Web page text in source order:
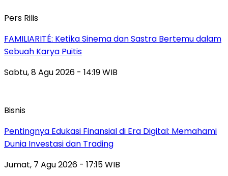
Pers Rilis
FAMILIARITÉ: Ketika Sinema dan Sastra Bertemu dalam
Sebuah Karya Puitis
Sabtu, 8 Agu 2026 - 14:19 WIB
Bisnis
Pentingnya Edukasi Finansial di Era Digital: Memahami
Dunia Investasi dan Trading
Jumat, 7 Agu 2026 - 17:15 WIB